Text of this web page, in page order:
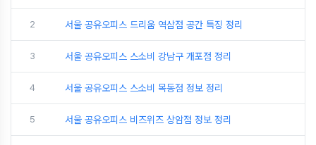
2 서울 공유오피스 드리움 역삼점 공간 특징 정리
3 서울 공유오피스 스소비 강남구 개포점 정리
4 서울 공유오피스 스소비 목동점 정보 정리
5 서울 공유오피스 비즈위즈 상암점 정보 정리